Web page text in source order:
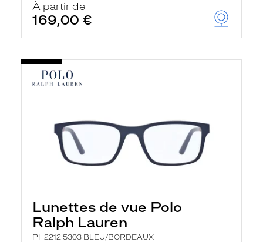
À partir de
169,00 €
Lunettes de vue Polo
Ralph Lauren
PH2212 5303 BLEU/BORDEAUX